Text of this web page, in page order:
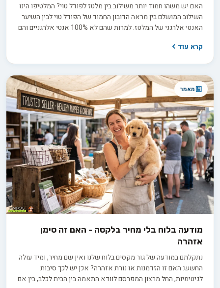
האם יש משהו חמוד יותר משילוב בין מלטז לפודל טוי? המלטיפו הינו
השילוב המושלם בין מראה הדובון החמוד של הפודל טוי לבין השיער
האנטי אלרגני של המלטז. למרות שהם לא 100% אנטי אלרגניים והם
העולם והפכו לסמל סטטוס יוקרתי עם כמה אימוצים מתוקשרים של
קרא עוד
מאמר
מודעה בלוח בלי מחיר בלקסה - האם זה סימן
אזהרה
נתקלתם במודעה של גור מקסים בלוח שלנו ואין שם מחיר, ומיד עולה
החשש: האם זו הזדמנות או נורת אזהרה? אכן יש לכך סיבות
לגיטימיות, החל מרצון המפרסם לוודא התאמה בין הבית לכלב, בין אם